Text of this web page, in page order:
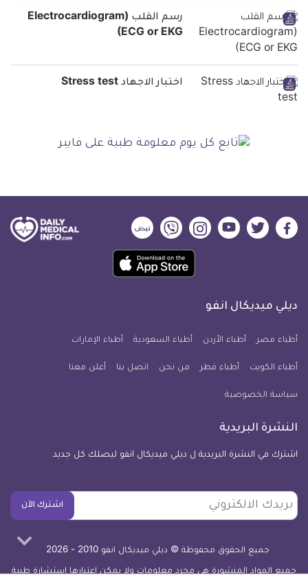
رسم القلب (Electrocardiogram
(ECG or EKG
اختبار الاجهاد Stress test
ديلي
فيسبوك
ديلي
تويتر
ديلي
ميديكال
يوتيوب
ديلي
ميديكال
انفو
ديلي
ميديكال
انفو
ديلي
ميديكال
انفو
حمل
تطبيق
معلومة
للآيفون
ديلي ميديكال انفو
أطباء مصر أطباء الأردن أطباء السعودية أطباء الإمارات
أطباء الكويت أطباء قطر من نحن اتصل بنا أعلن معنا
سياسة الخصوصية
النشرة البريدية
اشترك في النشرة البريدية ل ديلي ميديكال انفو ليصلك كل جديد
بريدك
الالكتروني
اشترك الآن
جميع الحقوق محفوظة © ديلي ميديكال انفو 2010 - 2026
جميع المواد المنشورة هي مجرد معلومات ولا يمكن اعتبارها استشارة طبية